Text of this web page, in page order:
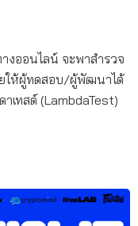
งออนไลน์ จะพาสำรวจ
ยให้ผู้ทดสอบ/ผู้พัฒนาได้
เทสต์ (LambdaTest)